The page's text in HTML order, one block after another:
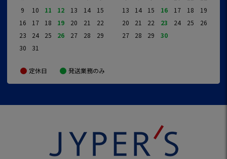
9
10 11 12 13 14
15
16
17 18 19 20 21
22
23
24 25 26 27 28
29
30
31
13
14 15 16 17 18
19
20
21 22 23 24 25
26
27
28 29 30
定休日 発送業務のみ